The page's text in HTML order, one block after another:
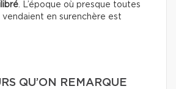
. L’époque où presque toutes
vendaient en surenchère est
QU’ON REMARQUE